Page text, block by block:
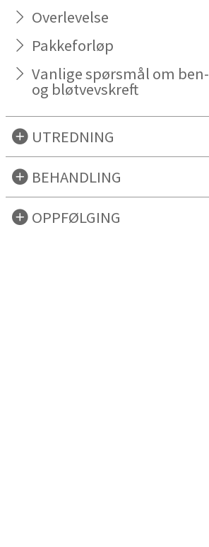
Overlevelse
Pakkeforløp
Vanlige spørsmål om ben-
og bløtvevskreft
UTREDNING
BEHANDLING
OPPFØLGING